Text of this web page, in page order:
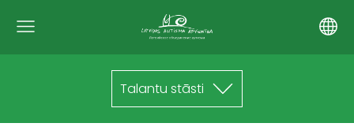
Talantu stāsti